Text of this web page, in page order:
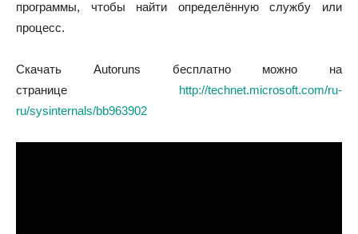
программы, чтобы найти определённую службу или
процесс.
Скачать Autoruns бесплатно можно на
странице
http://technet.microsoft.com/ru-
ru/sysinternals/bb963902